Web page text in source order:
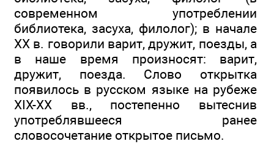
современном употреблении
библиотека, засуха, филолог); в начале
XX в. говорили варит, дружит, поезды, а
в наше время произносят: варит,
дружит, поезда. Слово открытка
появилось в русском языке на рубеже
XIX-XX вв., постепенно вытеснив
употреблявшееся ранее
словосочетание открытое письмо.